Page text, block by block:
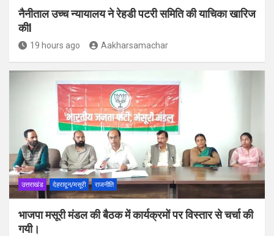
नैनीताल उच्च न्यायालय ने रेहडी पटरी समिति की याचिका खारिज
कीl
19 hours ago Aakharsamachar
उत्तराखंड देहरादून/मसूरी राजनीति
भाजपा मसूरी मंडल की बैठक में कार्यक्रमों पर विस्तार से चर्चा की
गयी।